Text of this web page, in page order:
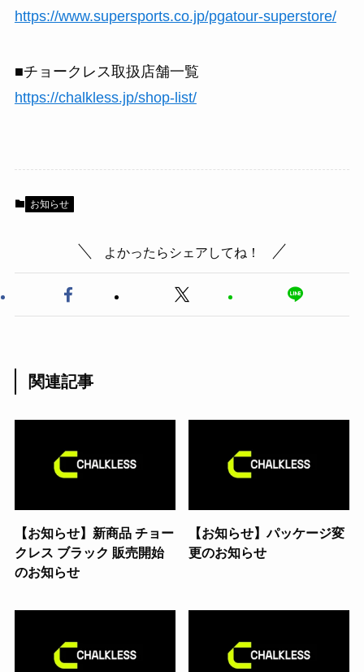
https://www.supersports.co.jp/pgatour-superstore/
■チョークレス取扱店舗一覧
https://chalkless.jp/shop-list/
お知らせ
よかったらシェアしてね！
関連記事
【お知らせ】新商品 チョー
クレス ブラック 販売開始
のお知らせ
【お知らせ】パッケージ変
更のお知らせ